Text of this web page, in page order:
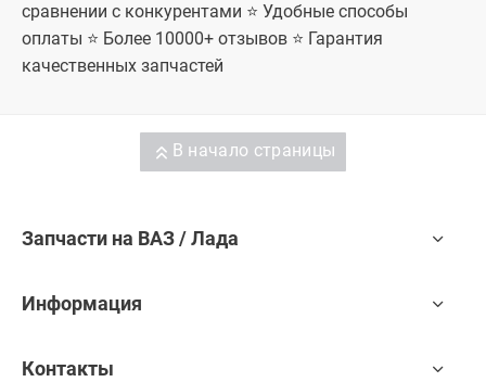
сравнении с конкурентами ⭐ Удобные способы
оплаты ⭐ Более 10000+ отзывов ⭐ Гарантия
качественных запчастей
В начало страницы
Запчасти на ВАЗ / Лада
Информация
Контакты